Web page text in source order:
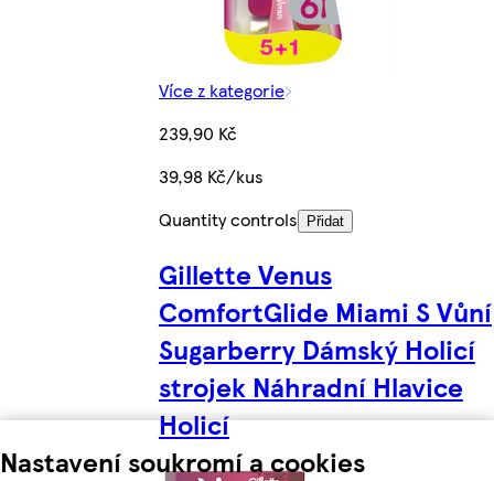
Nastavení soukromí a cookies
Více z kategorie
239,90 Kč
39,98 Kč/kus
Quantity controls
Přidat
Gillette Venus
ComfortGlide Miami S Vůní
Sugarberry Dámský Holicí
strojek Náhradní Hlavice
Holicí